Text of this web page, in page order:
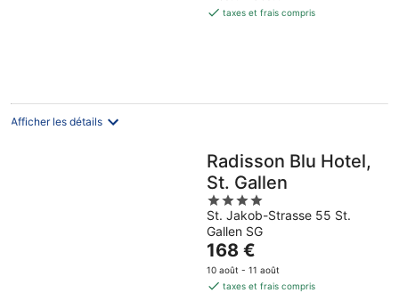
esttaxes et frais compris
Afficher les détails
Radisson Blu Hotel,
St. Gallen
4
out
of
5
St. Jakob-Strasse 55 St.
Gallen SG
Le
prix
est
168 €
10 août - 11 août
taxes et frais compris